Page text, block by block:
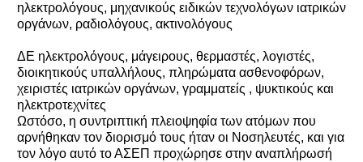
ηλεκτρολόγους, μηχανικούς ειδικών τεχνολόγων ιατρικών
οργάνων, ραδιολόγους, ακτινολόγους
ΔΕ ηλεκτρολόγους, μάγειρους, θερμαστές, λογιστές,
διοικητικούς υπαλλήλους, πληρώματα ασθενοφόρων,
χειριστές ιατρικών οργάνων, γραμματείς , ψυκτικούς και
ηλεκτροτεχνίτες
Ωστόσο, η συντριπτική πλειοψηφία των ατόμων που
αρνήθηκαν τον διορισμό τους ήταν οι Νοσηλευτές, και για
τον λόγο αυτό το ΑΣΕΠ προχώρησε στην αναπλήρωσή